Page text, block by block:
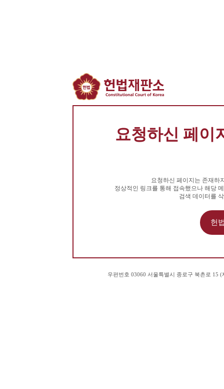
요청하신 페이
요청하신 페이지는 존재하
정상적인 링크를 통해 접속했으나 해당
검색 데이터를
헌
우편번호 03060 서울특별시 종로구 북촌로 15